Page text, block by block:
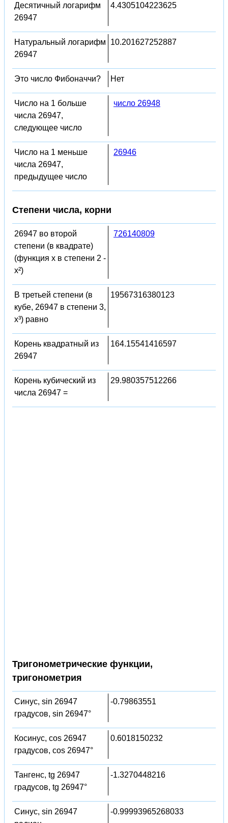
Десятичный логарифм
26947
4.4305104223625
Натуральный логарифм
26947
10.201627252887
Это число Фибоначчи? Нет
Число на 1 больше
числа 26947,
следующее число
число 26948
Число на 1 меньше
числа 26947,
предыдущее число
26946
Степени числа, корни
26947 во второй
степени (в квадрате)
(функция x в степени 2 -
x²)
726140809
В третьей степени (в
кубе, 26947 в степени 3,
x³) равно
19567316380123
Корень квадратный из
26947
164.15541416597
Корень кубический из
числа 26947 =
29.980357512266
Тригонометрические функции,
тригонометрия
Синус, sin 26947
градусов, sin 26947°
-0.79863551
Косинус, cos 26947
градусов, cos 26947°
0.6018150232
Тангенс, tg 26947
градусов, tg 26947°
-1.3270448216
Синус, sin 26947
-0.99993965268033